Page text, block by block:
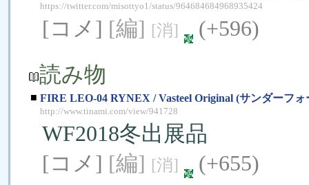
https://twitter.com/misottyo1/status/964684684968935424
[コメ] [編] [消]
(+596)
読み物
■ FIRE LEO-04 RYNEX / Vasteel Original (サンダー
http://www.tinami.com/view/941728
WF2018冬出展品
[コメ] [編] [消] (+655)